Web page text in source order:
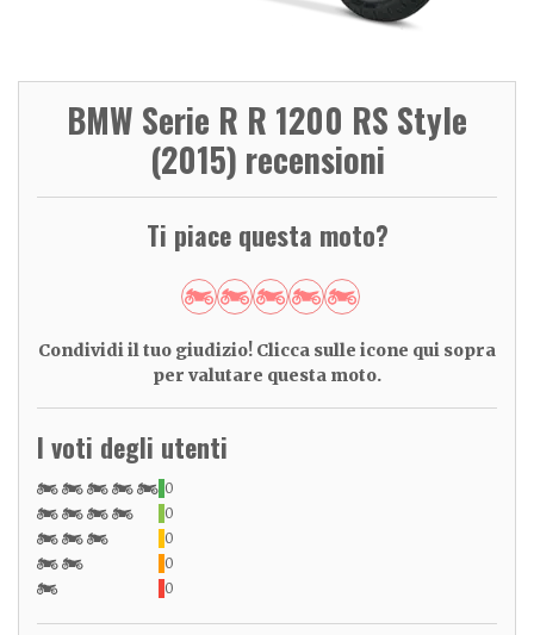
BMW Serie R R 1200 RS Style
(2015) recensioni
Ti piace questa moto?
Condividi il tuo giudizio! Clicca sulle icone qui sopra
per valutare questa moto.
I voti degli utenti
0
0
0
0
0